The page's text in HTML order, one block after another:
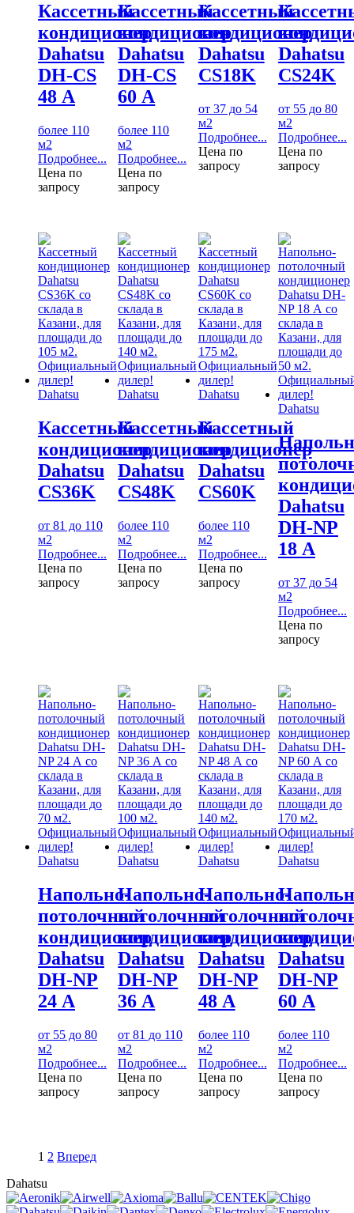
Кассетный
кондиционер
Dahatsu
DH-CS
48 А
более 110
м2
Подробнее...
Цена по
запросу
Кассетный
кондиционер
Dahatsu
DH-CS
60 А
более 110
м2
Подробнее...
Цена по
запросу
Кассетный
кондиционер
Dahatsu
CS18K
от 37 до 54
м2
Подробнее...
Цена по
запросу
Dahatsu
CS24K
от 55 до 80
м2
Подробнее...
Цена по
запросу
Dahatsu
Кассетный
кондиционер
Dahatsu
CS36K
от 81 до 110
м2
Подробнее...
Цена по
запросу
Dahatsu
Кассетный
кондиционер
Dahatsu
CS48K
более 110
м2
Подробнее...
Цена по
запросу
Dahatsu
Кассетный
кондиционер
Dahatsu
CS60K
более 110
м2
Подробнее...
Цена по
запросу
Dahatsu
Dahatsu
DH-NP
18 А
от 37 до 54
м2
Подробнее...
Цена по
запросу
Dahatsu
Напольно-
потолочный
кондиционер
Dahatsu
DH-NP
24 А
от 55 до 80
м2
Подробнее...
Цена по
запросу
Dahatsu
Напольно-
потолочный
кондиционер
Dahatsu
DH-NP
36 А
от 81 до 110
м2
Подробнее...
Цена по
запросу
Dahatsu
Напольно-
потолочный
кондиционер
Dahatsu
DH-NP
48 А
более 110
м2
Подробнее...
Цена по
запросу
Dahatsu
Dahatsu
DH-NP
60 А
более 110
м2
Подробнее...
Цена по
запросу
1 2 Вперед
Dahatsu